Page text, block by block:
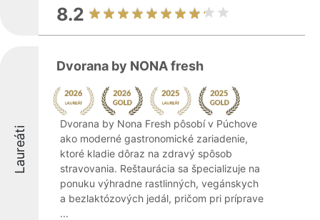
8.2
Laureáti
Dvorana by NONA fresh
Dvorana by Nona Fresh pôsobí v Púchove
ako moderné gastronomické zariadenie,
ktoré kladie dôraz na zdravý spôsob
stravovania. Reštaurácia sa špecializuje na
ponuku výhradne rastlinných, vegánskych
a bezlaktózových jedál, pričom pri príprave
...